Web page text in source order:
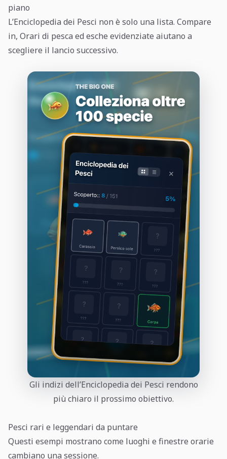
piano
L’Enciclopedia dei Pesci non è solo una lista. Compare
in, Orari di pesca ed esche evidenziate aiutano a
scegliere il lancio successivo.
Gli indizi dell’Enciclopedia dei Pesci rendono
più chiaro il prossimo obiettivo.
Pesci rari e leggendari da puntare
Questi esempi mostrano come luoghi e finestre orarie
cambiano una sessione.